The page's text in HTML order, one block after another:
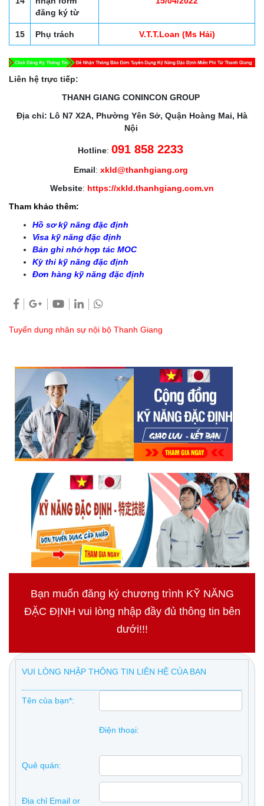
đăng ký từ
15 Phụ trách V.T.T.Loan (Ms Hải)
Liên hệ trực tiếp:
THANH GIANG CONINCON GROUP
Địa chỉ: Lô N7 X2A, Phường Yên Sở, Quận Hoàng Mai, Hà
Nội
Hotline: 091 858 2233
Email: xkld@thanhgiang.org
Website: https://xkld.thanhgiang.com.vn
Tham khảo thêm:
Hồ sơ kỹ năng đặc định
Visa kỹ năng đặc định
Bản ghi nhớ hợp tác MOC
Kỳ thi kỹ năng đặc định
Đơn hàng kỹ năng đặc định
Tuyển dụng nhân sự nội bộ Thanh Giang
Bạn muốn đăng ký chương trình KỸ NĂNG
ĐẶC ĐỊNH vui lòng nhập đầy đủ thông tin bên
dưới!!!
VUI LÒNG NHẬP THÔNG TIN LIÊN HỆ CỦA BẠN
Tên của bạn*:
Điện thoại:
Quê quán:
Địa chỉ Email or